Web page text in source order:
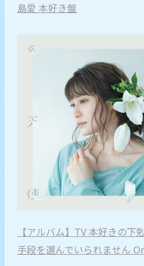
島愛 本好き盤
【アルバム】TV 本好きの下
手段を選んでいられません